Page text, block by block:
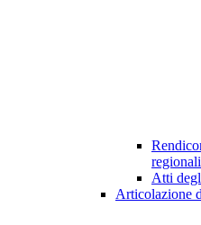
Atti
Articolazione